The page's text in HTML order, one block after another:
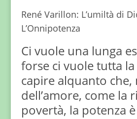
René Varillon: L’umiltà di
L’Onnipotenza
Ci vuole una lunga
forse ci vuole tutta
capire alquanto che,
dell’amore, come la
povertà, la potenza